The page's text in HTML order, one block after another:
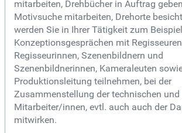
mitarbeiten, Drehbücher in Auftrag
Motivsuche mitarbeiten, Drehorte
werden Sie in Ihrer Tätigkeit zum
Konzeptionsgesprächen mit
Regisseurinnen, Szenenbildnern und
Szenenbildnerinnen, Kameraleuten
Produktionsleitung teilnehmen, bei der
Zusammenstellung der technischen
Mitarbeiter/innen, evtl. auch auch der
mitwirken.